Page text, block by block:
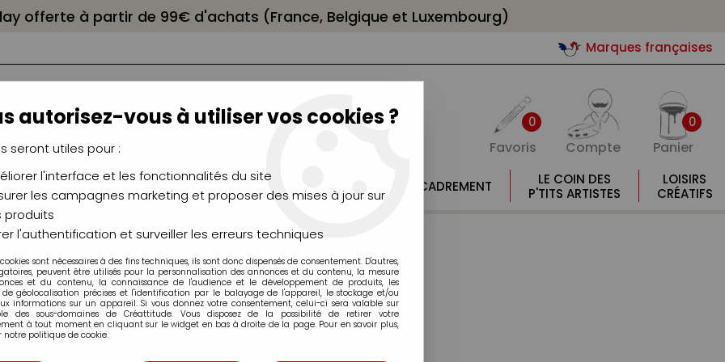
offerte à partir de 99€ d'achats (France, Belgique et Luxembourg)
Marques françaises
0
Favoris Compte
0
Panier
CHÂSSIS
CHEVALETS
AÉROGRAPHIE
MODÉLISME
MOULAGE
ENCADREMENT
LE COIN DES
P'TITS ARTISTES
LOISIRS
CRÉATIFS
Feutres & Pastels
autorisez-vous à utiliser vos cookies ?
seront utiles pour :
l'interface et les fonctionnalités du site
les campagnes marketing et proposer des mises à jour sur
produits
l'authentification et surveiller les erreurs techniques
sont nécessaires à des fins techniques, ils sont donc dispensés de consentement. D'autres,
peuvent être utilisés pour la personnalisation des annonces et du contenu, la mesure
et du contenu, la connaissance de l'audience et le développement de produits, les
de géolocalisation précises et l'identification par le balayage de l'appareil, le stockage et/ou
informations sur un appareil. Si vous donnez votre consentement, celui-ci sera valable sur
des sous-domaines de Créattitude. Vous disposez de la possibilité de retirer votre
à tout moment en cliquant sur le widget en bas à droite de la page. Pour en savoir plus,
notre politique de cookie.